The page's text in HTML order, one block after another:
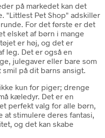
på markedet kan det
Pet Shop" adskiller
For det første er det
elsket af børn i mange
er høj, og det er
leg. Det er også en
julegaver eller bare som
på dit barns ansigt.
kun for piger; drenge
kæledyr. Det er en
perfekt valg for alle børn,
at stimulere deres fantasi,
og det kan skabe